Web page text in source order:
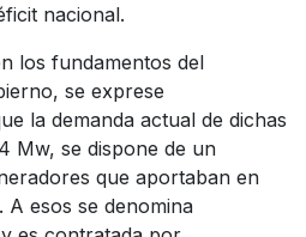
nacional.
los fundamentos del
se exprese
la demanda actual de dichas
Mw, se dispone de un
que aportaban en
esos se denomina